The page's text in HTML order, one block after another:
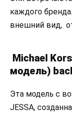
каждого
внешний вид,
Michael
модель)
Эта модель с
JESSA,